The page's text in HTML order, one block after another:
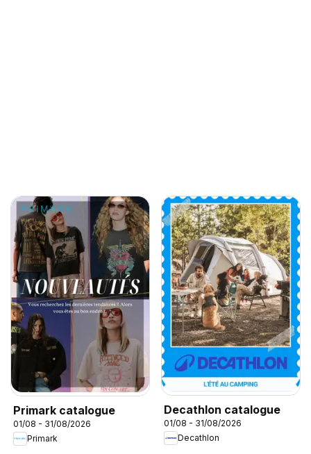
Primark catalogue
01/08 - 31/08/2026
Primark
Decathlon catalogue
01/08 - 31/08/2026
Decathlon